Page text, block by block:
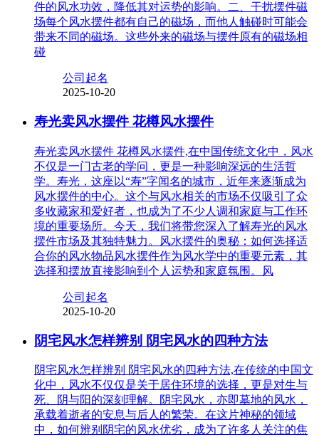
件的风水功效，降低其对运势的影响。二、干扰摆件磁
场每个风水摆件都有自己的磁场，而他人触碰时可能会
带来不同的磁场。这些外来的磁场与摆件原有的磁场相
碰
公司起名
2025-10-20
寿光卖风水摆件 花樽风水摆件
寿光卖风水摆件 花樽风水摆件,在中国传统文化中，风水
不仅是一门古老的学问，更是一种影响深远的生活哲
学。寿光，这座以“寿”字闻名的城市，近年来逐渐成为
风水摆件的中心。这个与风水相关的市场不仅吸引了众
多收藏家和爱好者，也成为了不少人调和家庭与工作环
境的重要场所。今天，我们将带您深入了解寿光的风水
摆件市场及其独特魅力。风水摆件的奥秘：如何选择适
合你的风水物品风水摆件作为风水学中的重要元素，其
选择和摆放直接影响到个人运势和家庭氛围。风
公司起名
2025-10-20
阴宅风水怎样辨别 阴宅风水的四种方法
阴宅风水怎样辨别 阴宅风水的四种方法,在传统的中国文
化中，风水不仅仅是关于居住环境的选择，更是对生与
死、阴与阳的深刻理解。阴宅风水，亦即墓地的风水，
承载着逝者的安息与后人的繁荣。在这片神秘的领域
中，如何辨别阴宅的风水优劣，成为了许多人关注的焦